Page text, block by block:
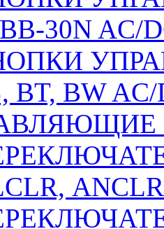
30N AC/
BT, BW AC/
АNСLR